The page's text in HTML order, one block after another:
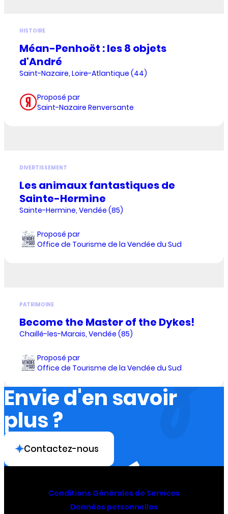
HISTOIRE
Méan-Penhoët : les 8 objets
d'André
Saint-Nazaire, Loire-Atlantique (44)
Proposé par
Saint-Nazaire Renversante
DIVERTISSEMENT
Les animaux fantastiques de
Sainte-Hermine
Sainte-Hermine, Vendée (85)
Proposé par
Office de Tourisme de la Vendée du Sud
PATRIMOINE
Become the Master of the Dykes!
Chaillé-les-Marais, Vendée (85)
Proposé par
Office de Tourisme de la Vendée du Sud
Envie d'en savoir
plus ?
Contactez-nous
Conditions Générales de Services
Données personnelles